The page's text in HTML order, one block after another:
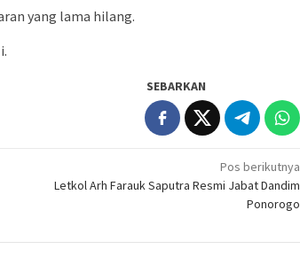
yang lama hilang.
SEBARKAN
Pos berikutnya
Letkol Arh Farauk Saputra Resmi Jabat Dandim
Ponorogo